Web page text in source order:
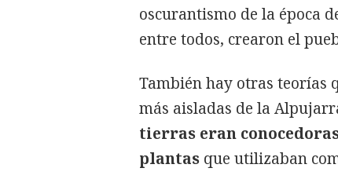
oscurantismo de la época
entre todos, crearon el
También hay otras teorías
más aisladas de la
tierras eran
plantas que utilizaban